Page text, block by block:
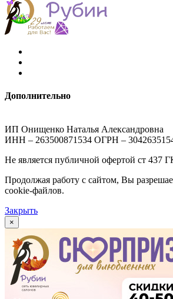
Дополнительно
ИП Онищенко Наталья Александровна
ИНН – 263500871534 ОГРН –
Не является публичной офертой ст 437
Продолжая работу с сайтом, Вы
cookie-файлов.
Закрыть
×